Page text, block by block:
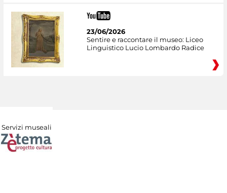
23/06/2026
Sentire e raccontare il museo: Liceo
Linguistico Lucio Lombardo Radice
Servizi museali